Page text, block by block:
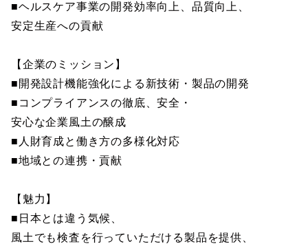
■ヘルスケア事業の開発効率向上、品質向上、
安定生産への貢献
【企業のミッション】
■開発設計機能強化による新技術・製品の開発
■コンプライアンスの徹底、安全・
安心な企業風土の醸成
■人財育成と働き方の多様化対応
■地域との連携・貢献
【魅力】
■日本とは違う気候、
風土でも検査を行っていただける製品を提供、